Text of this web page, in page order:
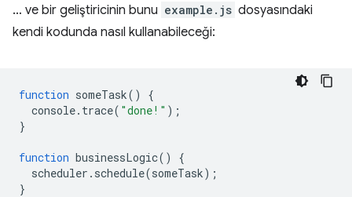
… ve bir geliştiricinin bunu example.js dosyasındaki
kendi kodunda nasıl kullanabileceği:
function someTask()
{
console. trace( "done!" );
}
function businessLogic()
{
scheduler . schedule(someTask);
}